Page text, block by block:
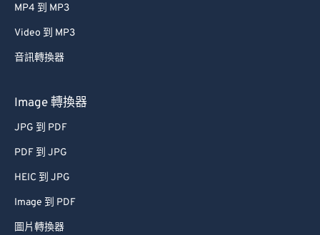
MP4 到 MP3
Video 到 MP3
音訊轉換器
Image 轉換器
JPG 到 PDF
PDF 到 JPG
HEIC 到 JPG
Image 到 PDF
圖片轉換器